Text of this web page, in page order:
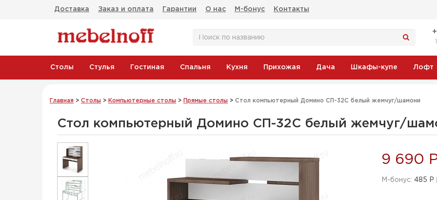
Доставка Заказ и оплата Гарантии О нас М-бонус Контакты
Столы Стулья Гостиная Спальня Кухня Прихожая Дача Шкафы-купе Лофт
Главная > Столы > Компьютерные столы > Прямые столы > Стол компьютерный Домино СП-32С белый жемчуг/шамони
Стол компьютерный Домино СП-32С белый жемчуг/
9 690
M-бонус: 485 Р